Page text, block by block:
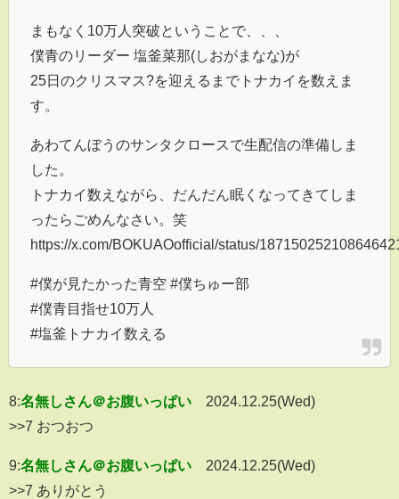
まもなく10万人突破ということで、、、
僕青のリーダー 塩釜菜那(しおがまなな)が
25日のクリスマス?を迎えるまでトナカイを数えま
す。
あわてんぼうのサンタクロースで生配信の準備しま
した。
トナカイ数えながら、だんだん眠くなってきてしま
ったらごめんなさい。笑
https://x.com/BOKUAOofficial/status/
#僕が見たかった青空 #僕ちゅー部
#僕青目指せ10万人
#塩釜トナカイ数える
8:名無しさん＠お腹いっぱい
2024.12.25(Wed)
>>7 おつおつ
9:名無しさん＠お腹いっぱい
2024.12.25(Wed)
>>7 ありがとう